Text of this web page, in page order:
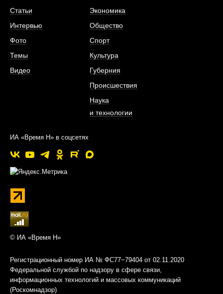
Статьи
Интервью
Фото
Темы
Видео
Экономика
Общество
Спорт
Культура
Губерния
Происшествия
Наука
и технологии
ИА «Время Н» в соцсетях
© ИА «Время Н»
Регистрационный номер ИА № ФС77−79404 от 02.11.2020
Федеральной службой по надзору в сфере связи,
информационных технологий и массовых коммуникаций
(Роскомнадзор)